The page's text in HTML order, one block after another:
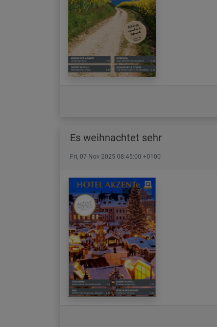
Es weihnachtet sehr
Fri, 07 Nov 2025 08:45:00 +0100